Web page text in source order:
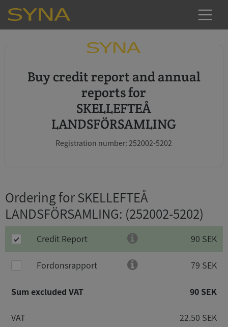
Buy credit report and annual
reports for
SKELLEFTEÅ
LANDSFÖRSAMLING
Registration number: 252002-5202
Ordering for SKELLEFTEÅ
LANDSFÖRSAMLING: (252002-5202)
Credit Report 90 SEK
Fordonsrapport 79 SEK
Sum excluded VAT 90 SEK
VAT 22.50 SEK